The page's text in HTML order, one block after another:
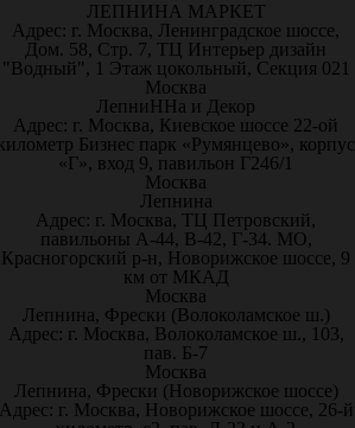
ЛЕПНИНА МАРКЕТ
Адрес: г. Москва, Ленинградское шоссе,
Дом. 58, Стр. 7, ТЦ Интерьер дизайн
"Водный", 1 Этаж цокольный, Секция 021
Москва
ЛепниННа и Декор
Адрес: г. Москва, Киевское шоссе 22-ой
Бизнес парк «Румянцево», корпус
«Г», вход 9, павильон Г246/1
Москва
Лепнина
Адрес: г. Москва, ТЦ Петровский,
павильоны А-44, В-42, Г-34. МО,
Красногорский р-н, Новорижское шоссе, 9
км от МКАД
Москва
Лепнина, Фрески (Волоколамское ш.)
Адрес: г. Москва, Волоколамское ш., 103,
пав. Б-7
Москва
Лепнина, Фрески (Новорижское шоссе)
г. Москва, Новорижское шоссе, 26-й